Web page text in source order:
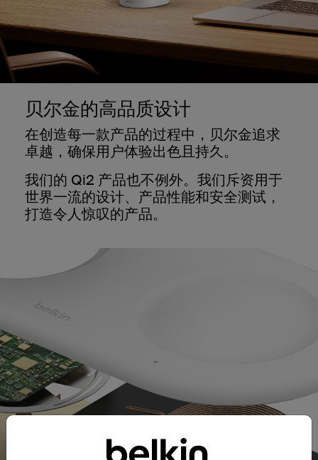
贝尔金的高品质设计
在创造每一款产品的过程中，贝尔金追求
卓越，确保用户体验出色且持久。
我们的 Qi2 产品也不例外。我们斥资用于
世界一流的设计、产品性能和安全测试，
打造令人惊叹的产品。